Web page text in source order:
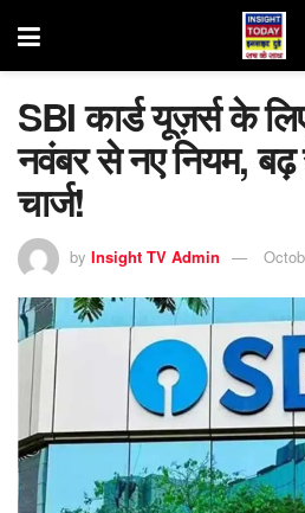
SBI कार्ड यूज़र्स के
नवंबर से नए नियम,
चार्ज!
by Insight TV Admin